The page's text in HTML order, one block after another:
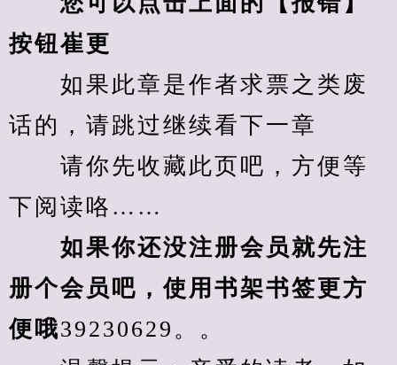
按钮崔更
如果此章是作者求票之类废
话的，请跳过继续看下一章
请你先收藏此页吧，方便等
下阅读咯……
如果你还没注册会员就先注
册个会员吧，使用书架书签更方
便哦39230629。。